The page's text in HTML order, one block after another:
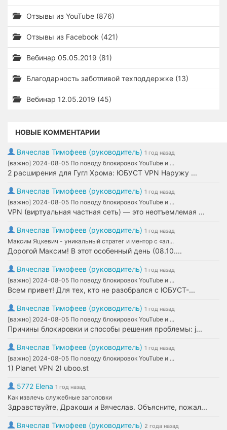
Отзывы из YouTube (876)
Отзывы из Facebook (421)
Вебинар 05.05.2019 (81)
Благодарность заботливой техподдержке (13)
Вебинар 12.05.2019 (45)
НОВЫЕ КОММЕНТАРИИ
Вячеслав Тимофеев (руководитель) 1 год назад
[важно] 2024-08-05 По поводу блокировок YouTube и ...
2 расширения для Гугл Хрома: ЮБУСТ VPN Наружу ...
Вячеслав Тимофеев (руководитель) 1 год назад
[важно] 2024-08-05 По поводу блокировок YouTube и ...
VPN (виртуальная частная сеть) — это неотъемлемая ...
Вячеслав Тимофеев (руководитель) 1 год назад
Максим Яцкевич - уникальный стратег и ментор с «ал...
Дорогой Максим! В этот особенный день (08.10....
Вячеслав Тимофеев (руководитель) 1 год назад
[важно] 2024-08-05 По поводу блокировок YouTube и ...
Всем привет! Для тех, кто не разобрался с ЮБУСТ-...
Вячеслав Тимофеев (руководитель) 1 год назад
[важно] 2024-08-05 По поводу блокировок YouTube и ...
Причины блокировки и способы решения проблемы: j...
Вячеслав Тимофеев (руководитель) 1 год назад
[важно] 2024-08-05 По поводу блокировок YouTube и ...
1) Planet VPN 2) uboo.st
5772 Elena 1 год назад
Как извлечь служебные заголовки
Здравствуйте, Дракоши и Вячеслав. Объясните, пожал...
Вячеслав Тимофеев (руководитель) 2 года назад